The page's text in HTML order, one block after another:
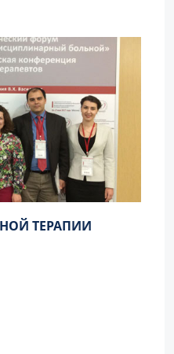
ТЕРАПИИ